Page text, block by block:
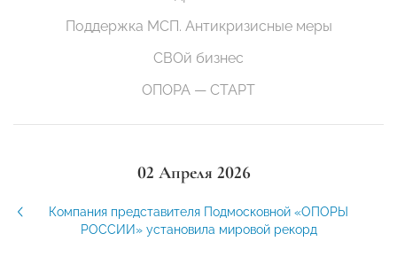
Поддержка МСП. Антикризисные меры
СВОй бизнес
ОПОРА — СТАРТ
02 Апреля 2026
Компания представителя Подмосковной «ОПОРЫ
РОССИИ» установила мировой рекорд